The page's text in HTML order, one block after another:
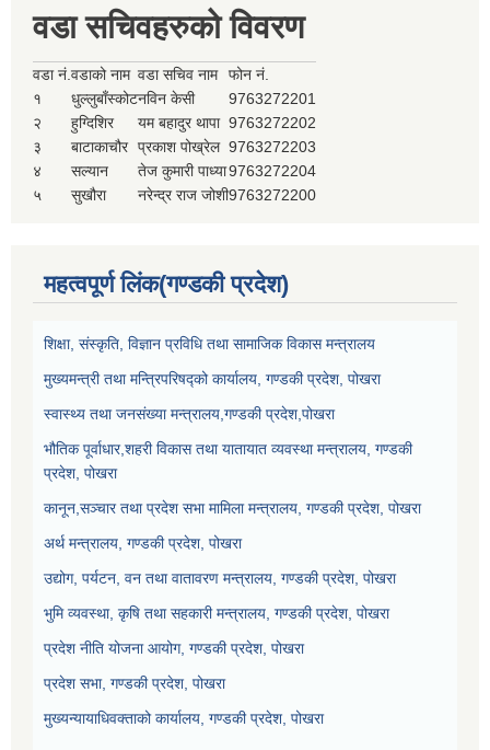
वडा सचिवहरुको विवरण
वडा नं.वडाको नाम वडा सचिव नाम
फोन नं.
१
धुल्लुबाँस्कोटनविन केसी
9763272201
२
हुग्दिशिर यम बहादुर थापा 9763272202
३
बाटाकाचौर प्रकाश पोख्रेल 9763272203
४
सल्यान तेज कुमारी पाध्या9763272204
५
सुखौरा नरेन्द्र राज जोशी9763272200
महत्वपूर्ण लिंक(गण्डकी प्रदेश)
शिक्षा, संस्कृति, विज्ञान प्रविधि तथा सामाजिक विकास मन्त्रालय
मुख्यमन्त्री तथा मन्त्रिपरिषद्को कार्यालय, गण्डकी प्रदेश, पोखरा
स्वास्थ्य तथा जनसंख्या मन्त्रालय,गण्डकी प्रदेश,पोखरा
भौतिक पूर्वाधार,शहरी विकास तथा यातायात व्यवस्था मन्त्रालय, गण्डकी
प्रदेश, पोखरा
कानून,सञ्चार तथा प्रदेश सभा मामिला मन्त्रालय, गण्डकी प्रदेश, पोखरा
अर्थ मन्त्रालय, गण्डकी प्रदेश, पोखरा
उद्योग, पर्यटन, वन तथा वातावरण मन्त्रालय, गण्डकी प्रदेश, पोखरा
भुमि व्यवस्था, कृषि तथा सहकारी मन्त्रालय, गण्डकी प्रदेश, पोखरा
प्रदेश नीति योजना आयोग, गण्डकी प्रदेश, पोखरा
प्रदेश सभा, गण्डकी प्रदेश, पोखरा
मुख्यन्यायाधिवक्ताको कार्यालय, गण्डकी प्रदेश, पोखरा